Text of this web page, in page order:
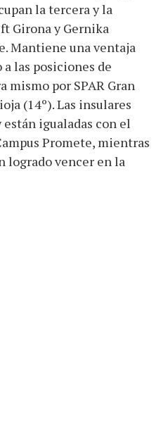
la tercera y la
Girona y Gernika
Mantiene una ventaja
las posiciones de
mismo por SPAR Gran
(14º). Las insulares
igualadas con el
Promete, mientras
logrado vencer en la